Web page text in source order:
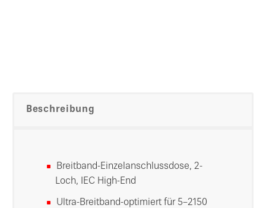
Beschreibung
Breitband-Einzelanschlussdose, 2-
Loch, IEC High-End
Ultra-Breitband-optimiert für 5–2150